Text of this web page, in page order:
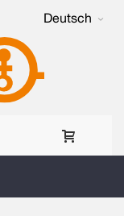
Deutsch